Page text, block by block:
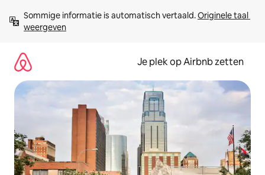
direct
naar
Sommige informatie is automatisch vertaald. Originele taal
weergeven
Je plek op Airbnb zetten